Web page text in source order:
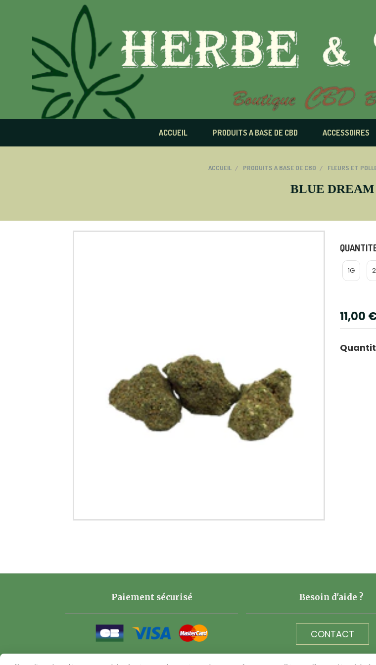
ACCUEIL PRODUITS A BASE DE CBD ACCESSOIRES
ACCUEIL PRODUITS A BASE DE CBD FLEURS ET
BLUE DREAM
1G
11,00
Paiement sécurisé Besoin d'aide ?
CONTACT
Téléphone 06 73 40 10
Panneau de gestion des cookies